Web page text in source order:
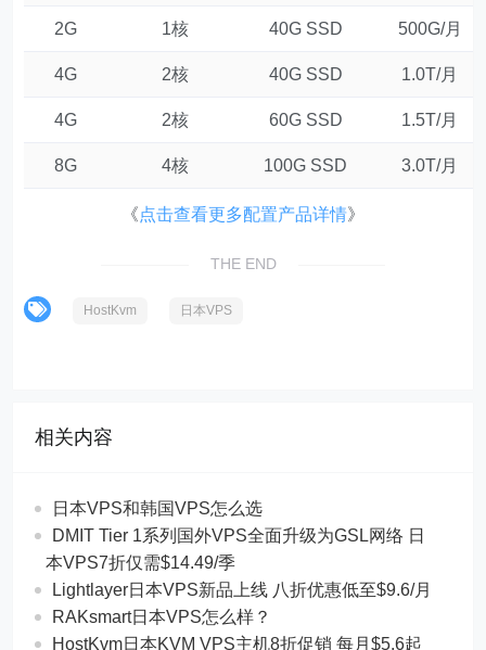
2G 1核 40G SSD 500G/月
4G 2核 40G SSD 1.0T/月
4G 2核 60G SSD 1.5T/月
8G 4核 100G SSD 3.0T/月
《点击查看更多配置产品详情》
THE END
HostKvm 日本VPS
相关内容
日本VPS和韩国VPS怎么选
DMIT Tier 1系列国外VPS全面升级为GSL网络 日
本VPS7折仅需$14.49/季
Lightlayer日本VPS新品上线 八折优惠低至$9.6/月
RAKsmart日本VPS怎么样？
HostKvm日本KVM VPS主机8折促销 每月$5.6起